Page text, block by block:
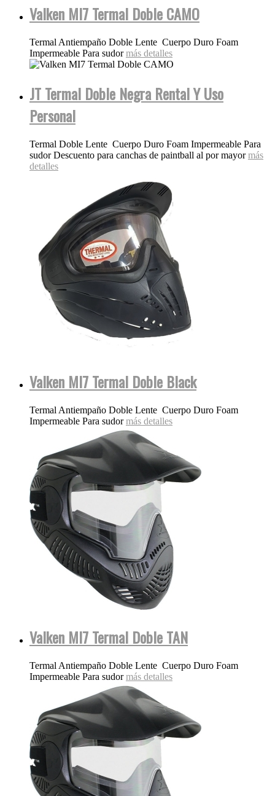
Valken MI7 Termal Doble CAMO
Termal Antiempaño Doble Lente Cuerpo Duro Foam
Impermeable Para sudormás detalles
JT Termal Doble Negra Rental Y Uso
Personal
Termal Doble Lente Cuerpo Duro Foam Impermeable Para
sudor Descuento para canchas de paintball al por mayormás
detalles
Valken MI7 Termal Doble Black
Termal Antiempaño Doble Lente Cuerpo Duro Foam
Impermeable Para sudormás detalles
Valken MI7 Termal Doble TAN
Termal Antiempaño Doble Lente Cuerpo Duro Foam
Impermeable Para sudormás detalles